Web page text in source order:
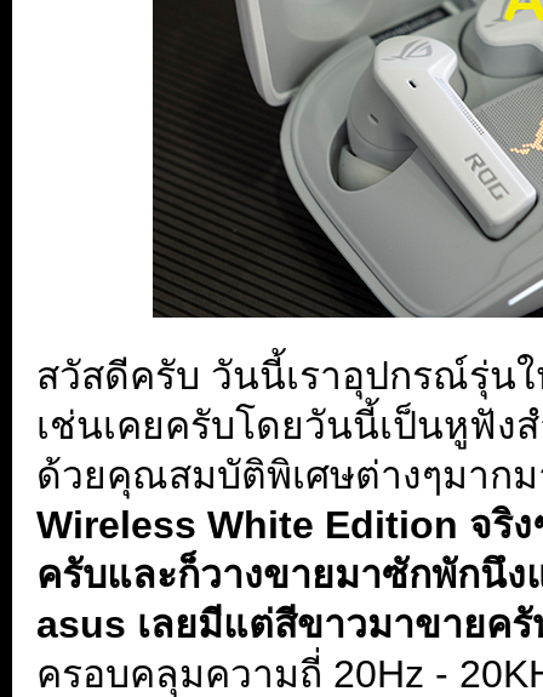
สวัสดีครับ วันนี้เราอุปกรณ์รุ่น
เช่นเคยครับโดยวันนี้เป็นหูฟัง
ด้วยคุณสมบัติพิเศษต่างๆมาก
Wireless White Edition จริง
ครับและก็วางขายมาซักพักนึ
asus เลยมีแต่สีขาวมาขายค
ครอบคลุมความถี่ 20Hz -